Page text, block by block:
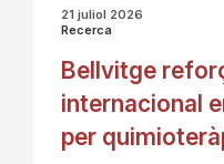
21 juliol 2026
Recerca
Bellvitge
internacional
per